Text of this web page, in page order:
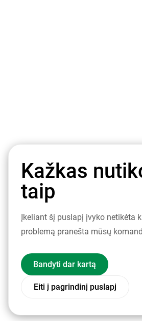
Kažkas
taip
Įkeliant šį puslapį įvyko netikėta
problemą pranešta mūsų
Bandyti dar kartą
Eiti į pagrindinį puslapį